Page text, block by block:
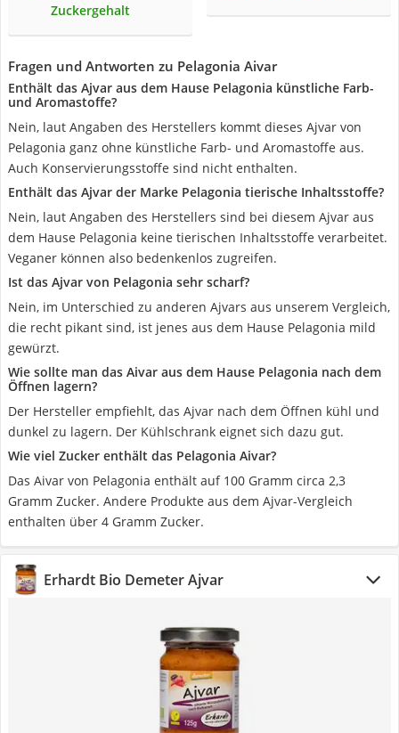
Zuckergehalt
Fragen und Antworten zu Pelagonia Aivar
Enthält das Ajvar aus dem Hause Pelagonia künstliche Farb-
und Aromastoffe?
Nein, laut Angaben des Herstellers kommt dieses Ajvar von
Pelagonia ganz ohne künstliche Farb- und Aromastoffe aus.
Auch Konservierungsstoffe sind nicht enthalten.
Enthält das Ajvar der Marke Pelagonia tierische Inhaltsstoffe?
Nein, laut Angaben des Herstellers sind bei diesem Ajvar aus
dem Hause Pelagonia keine tierischen Inhaltsstoffe verarbeitet.
Veganer können also bedenkenlos zugreifen.
Ist das Ajvar von Pelagonia sehr scharf?
Nein, im Unterschied zu anderen Ajvars aus unserem Vergleich,
die recht pikant sind, ist jenes aus dem Hause Pelagonia mild
gewürzt.
Wie sollte man das Aivar aus dem Hause Pelagonia nach dem
Öffnen lagern?
Der Hersteller empfiehlt, das Ajvar nach dem Öffnen kühl und
dunkel zu lagern. Der Kühlschrank eignet sich dazu gut.
Wie viel Zucker enthält das Pelagonia Aivar?
Das Aivar von Pelagonia enthält auf 100 Gramm circa 2,3
Gramm Zucker. Andere Produkte aus dem Ajvar-Vergleich
enthalten über 4 Gramm Zucker.
Erhardt Bio Demeter Ajvar